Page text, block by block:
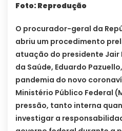
Foto: Reprodução
O procurador-geral da
abriu um procedimento
atuação do presidente Jair
da Saúde, Eduardo
pandemia do novo
Ministério Público Federal
pressão, tanto interna
investigar a